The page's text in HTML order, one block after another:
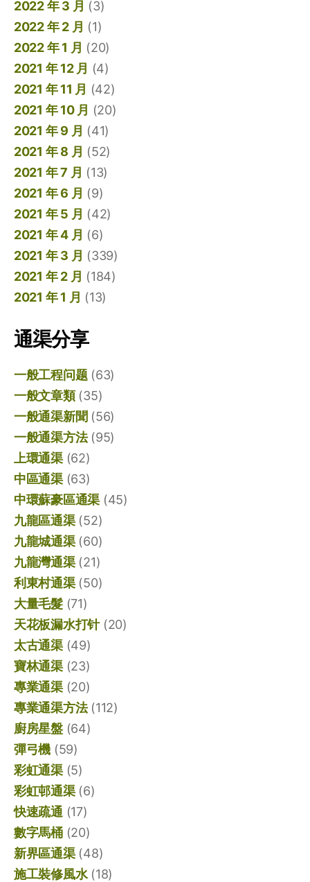
2022 年 3 月 (3)
2022 年 2 月 (1)
2022 年 1 月 (20)
2021 年 12 月 (4)
2021 年 11 月 (42)
2021 年 10 月 (20)
2021 年 9 月 (41)
2021 年 8 月 (52)
2021 年 7 月 (13)
2021 年 6 月 (9)
2021 年 5 月 (42)
2021 年 4 月 (6)
2021 年 3 月 (339)
2021 年 2 月 (184)
2021 年 1 月 (13)
通渠分享
一般工程问题(63)
一般文章類(35)
一般通渠新聞 (56)
一般通渠方法(95)
上環通渠(62)
中區通渠(63)
中環蘇豪區通渠 (45)
九龍區通渠(52)
九龍城通渠(60)
九龍灣通渠(21)
利東村通渠(50)
大量毛髮(71)
天花板漏水打针(20)
太古通渠(49)
寶林通渠(23)
專業通渠(20)
專業通渠方法(112)
廚房星盤(64)
彈弓機 (59)
彩虹通渠(5)
彩虹邨通渠(6)
快速疏通 (17)
數字馬桶(20)
新界區通渠(48)
施工裝修風水(18)